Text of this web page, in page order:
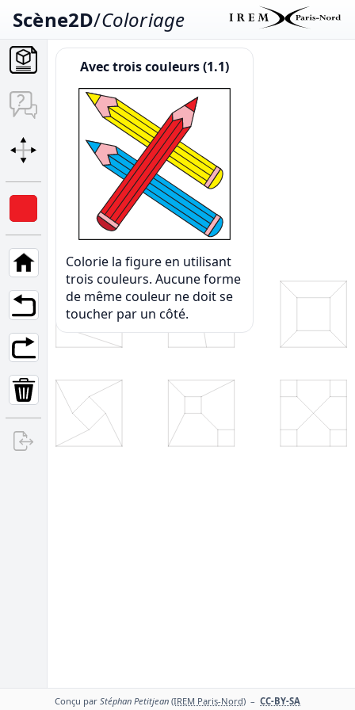
Scène2D/Coloriage
Avec trois couleurs (1.1)
Colorie la figure en utilisant
trois couleurs. Aucune forme
de même couleur ne doit se
toucher par un côté.
Conçu par Stéphan Petitjean (IREM Paris-Nord) – CC-BY-SA